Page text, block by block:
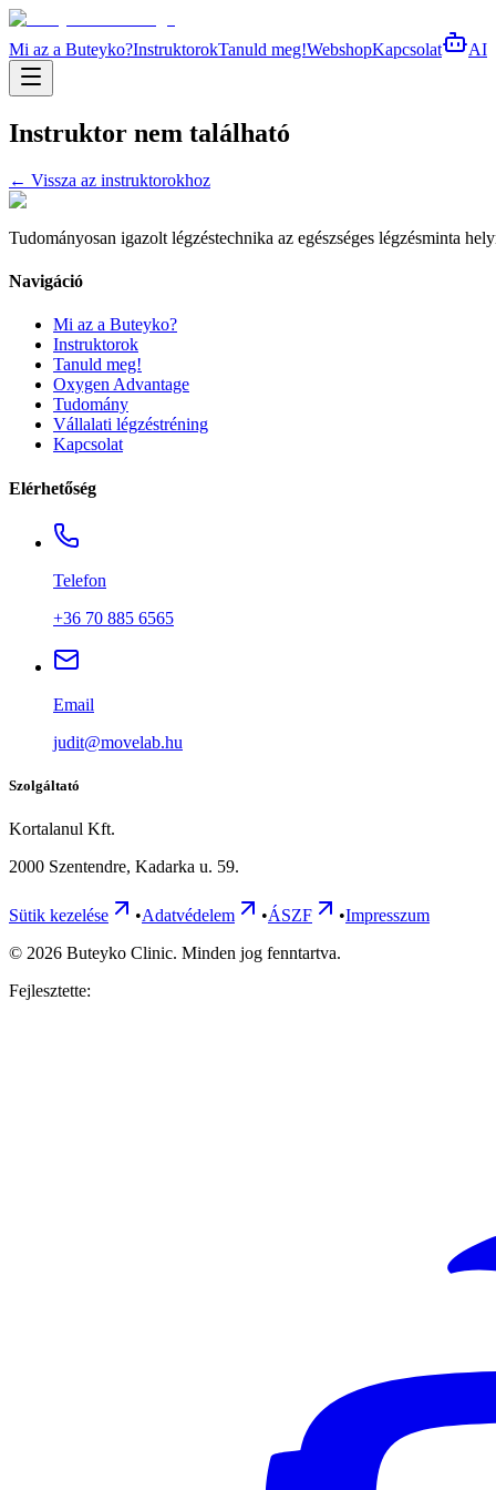
Mi az a Buteyko?InstruktorokTanuld meg!WebshopKapcsolat AI
Instruktor nem található
← Vissza az instruktorokhoz
Tudományosan igazolt légzéstechnika az egészséges légzésminta
Navigáció
Mi az a Buteyko?
Instruktorok
Tanuld meg!
Oxygen Advantage
Tudomány
Vállalati légzéstréning
Kapcsolat
Elérhetőség
Telefon
+36 70 885 6565
Email
judit@movelab.hu
Szolgáltató
Kortalanul Kft.
2000 Szentendre, Kadarka u. 59.
Sütik kezelése •Adatvédelem •ÁSZF •Impresszum
© 2026 Buteyko Clinic. Minden jog fenntartva.
Fejlesztette: